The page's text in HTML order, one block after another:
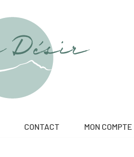
CONTACT MON COMPTE